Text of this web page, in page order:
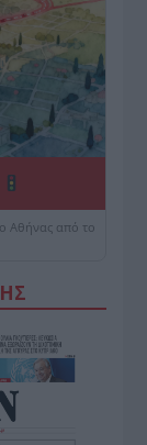
Αθήνας από το